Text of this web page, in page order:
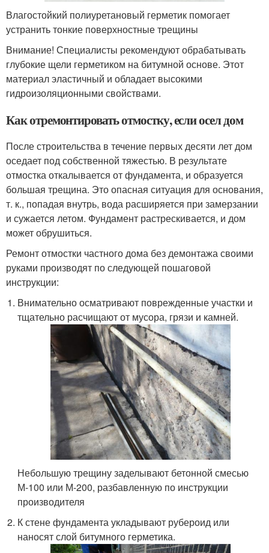
Влагостойкий полиуретановый герметик помогает
устранить тонкие поверхностные трещины
Внимание! Специалисты рекомендуют обрабатывать
глубокие щели герметиком на битумной основе. Этот
материал эластичный и обладает высокими
гидроизоляционными свойствами.
Как отремонтировать отмостку, если осел дом
После строительства в течение первых десяти лет дом
оседает под собственной тяжестью. В результате
отмостка откалывается от фундамента, и образуется
большая трещина. Это опасная ситуация для основания,
т. к., попадая внутрь, вода расширяется при замерзании
и сужается летом. Фундамент растрескивается, и дом
может обрушиться.
Ремонт отмостки частного дома без демонтажа своими
руками производят по следующей пошаговой
инструкции:
Внимательно осматривают поврежденные участки и
тщательно расчищают от мусора, грязи и камней.
Небольшую трещину заделывают бетонной смесью
М-100 или М-200, разбавленную по инструкции
производителя
К стене фундамента укладывают рубероид или
наносят слой битумного герметика.